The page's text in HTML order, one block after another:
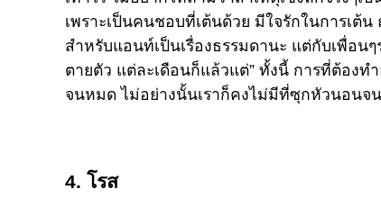
เพราะเป็นคนชอบที่เต้นด้วย มีใจรักในการเต้
สำหรับแอนท์เป็นเรื่องธรรมดานะ แต่กับเพื่อน
ตายตัว แต่ละเดือนก็แล้วแต่” ทั้งนี้ การที่ต้อง
จนหมด ไม่อย่างนั้นเราก็คงไม่มีที่ซุกหัวนอน
4. โรส